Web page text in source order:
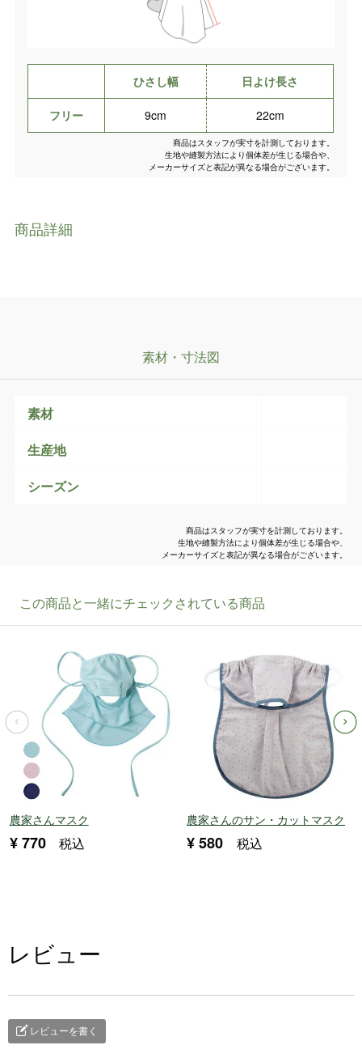
ひさし幅 日よけ長さ
フリー 9cm 22cm
商品はスタッフが実寸を計測しております。
生地や縫製方法により個体差が生じる場合や、
メーカーサイズと表記が異なる場合がございます。
商品詳細
素材・寸法図
素材
生産地
シーズン
商品はスタッフが実寸を計測しております。
生地や縫製方法により個体差が生じる場合や、
メーカーサイズと表記が異なる場合がございます。
農家さんマスク
¥ 770 税込
農家さんのサン・カットマスク
¥580 税込
レビュー
レビューを書く